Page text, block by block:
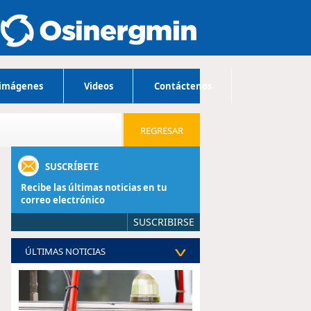
Videos Contáctenos
REGRESAR
SUSCRÍBETE
Recibe las últimas noticias en tu
correo electrónico
SUSCRIBIRSE
ÚLTIMAS NOTICIAS